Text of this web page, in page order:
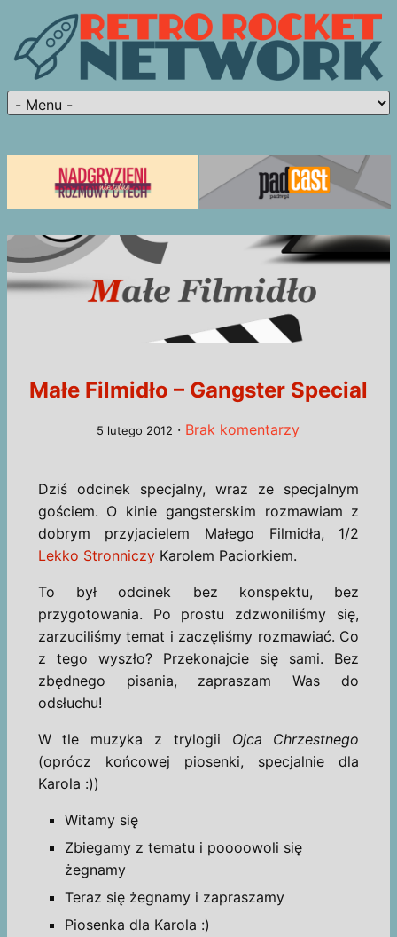
Małe Filmidło – Gangster Special
5 lutego 2012 · Brak komentarzy
Dziś odcinek specjalny, wraz ze specjalnym
gościem. O kinie gangsterskim rozmawiam z
dobrym przyjacielem Małego Filmidła, 1/2
Lekko StronniczyKarolem Paciorkiem.
To był odcinek bez konspektu, bez
przygotowania. Po prostu zdzwoniliśmy się,
zarzuciliśmy temat i zaczęliśmy rozmawiać. Co
z tego wyszło? Przekonajcie się sami. Bez
zbędnego pisania, zapraszam Was do
odsłuchu!
W tle muzyka z trylogii Ojca Chrzestnego
(oprócz końcowej piosenki, specjalnie dla
Karola :))
Witamy się
Zbiegamy z tematu i poooowoli się
żegnamy
Teraz się żegnamy i zapraszamy
Piosenka dla Karola :)